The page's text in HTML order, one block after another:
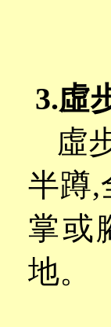
3.虛
虛
半蹲,
掌或
地。